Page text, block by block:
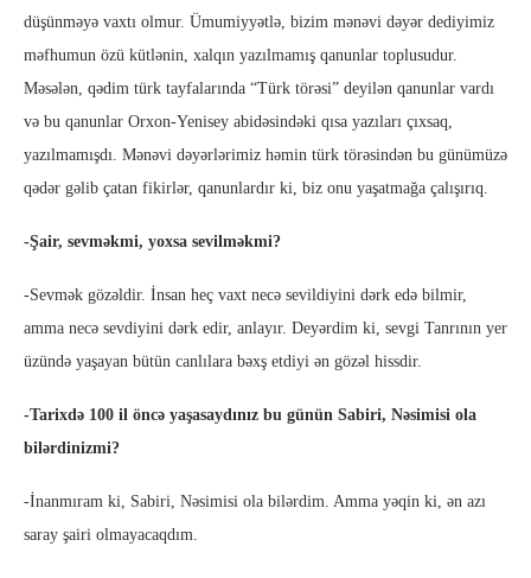
düşünməyə vaxtı olmur. Ümumiyyətlə, bizim mənəvi dəyər dediyimiz
məfhumun özü kütlənin, xalqın yazılmamış qanunlar toplusudur.
Məsələn, qədim türk tayfalarında “Türk törəsi” deyilən qanunlar vardı
və bu qanunlar Orxon-Yenisey abidəsindəki qısa yazıları çıxsaq,
yazılmamışdı. Mənəvi dəyərlərimiz həmin türk törəsindən bu günümüzə
qədər gəlib çatan fikirlər, qanunlardır ki, biz onu yaşatmağa çalışırıq.
-Şair, sevməkmi, yoxsa sevilməkmi?
-Sevmək gözəldir. İnsan heç vaxt necə sevildiyini dərk edə bilmir,
amma necə sevdiyini dərk edir, anlayır. Deyərdim ki, sevgi Tanrının yer
üzündə yaşayan bütün canlılara bəxş etdiyi ən gözəl hissdir.
-Tarixdə 100 il öncə yaşasaydınız bu günün Sabiri, Nəsimisi ola
bilərdinizmi?
-İnanmıram ki, Sabiri, Nəsimisi ola bilərdim. Amma yəqin ki, ən azı
saray şairi olmayacaqdım.